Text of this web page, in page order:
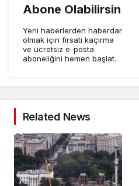
Abone Olabilirsin
Yeni haberlerden haberdar
olmak için fırsatı kaçırma
ve ücretsiz e-posta
aboneliğini hemen başlat.
Related News